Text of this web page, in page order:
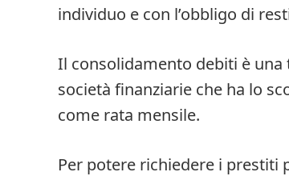
individuo e con l’obbligo di
Il consolidamento debiti è
società finanziarie che ha lo
come rata mensile.
Per potere richiedere i prestiti